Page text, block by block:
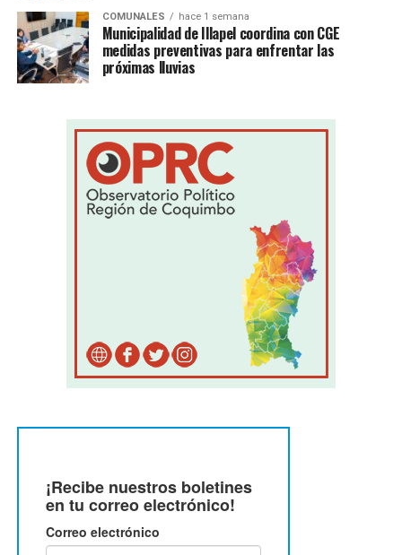
COMUNALES hace 1 semana
Municipalidad de Illapel coordina con CGE
medidas preventivas para enfrentar las
próximas lluvias